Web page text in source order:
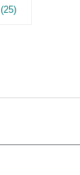
Lire
(25)